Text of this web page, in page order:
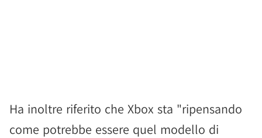
Ha inoltre riferito che Xbox sta "ripensando
come potrebbe essere quel modello di